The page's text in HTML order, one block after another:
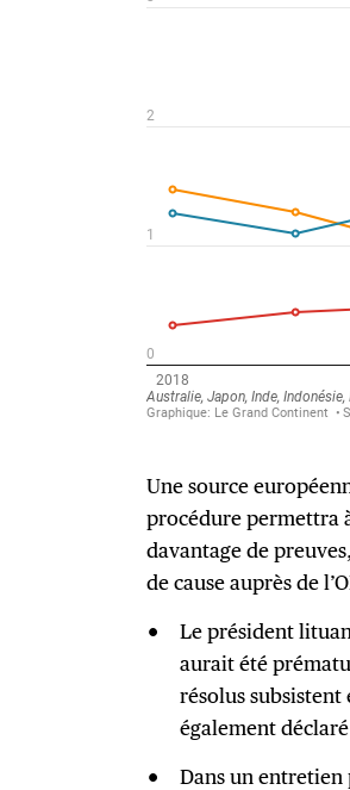
Une source
procédure permettra
davantage de
de cause auprès de
Le président
aurait été
résolus subsistent
également
Dans un entretien